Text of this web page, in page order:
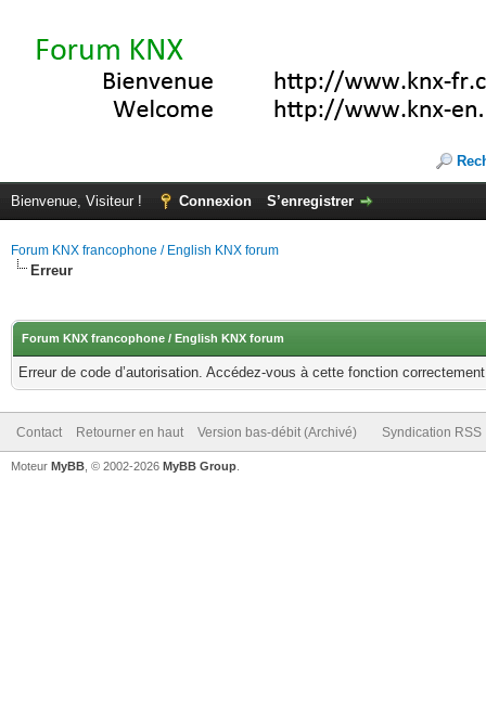
Bienvenue, Visiteur ! Connexion S’enregistrer
Forum KNX francophone / English KNX forum
Erreur
Forum KNX francophone / English KNX forum
Erreur de code d’autorisation. Accédez-vous à cette fonction
Contact Retourner en haut Version bas-débit (Archivé) Syndication RSS
Moteur MyBB , © 2002-2026 MyBB Group